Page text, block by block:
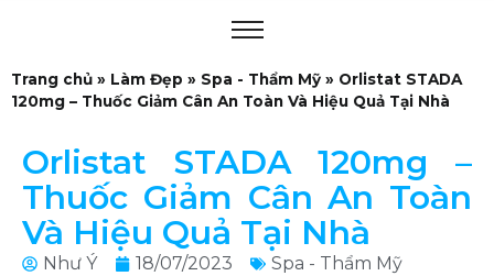
Trang chủ » Làm Đẹp » Spa - Thẩm Mỹ » Orlistat STADA
120mg – Thuốc Giảm Cân An Toàn Và Hiệu Quả Tại Nhà
Orlistat STADA 120mg –
Thuốc Giảm Cân An Toàn
Và Hiệu Quả Tại Nhà
Như Ý 18/07/2023
Spa - Thẩm Mỹ